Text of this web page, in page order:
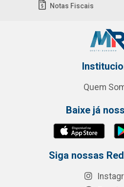
Notas Fiscais
Quem
Baixe já
Siga nossas